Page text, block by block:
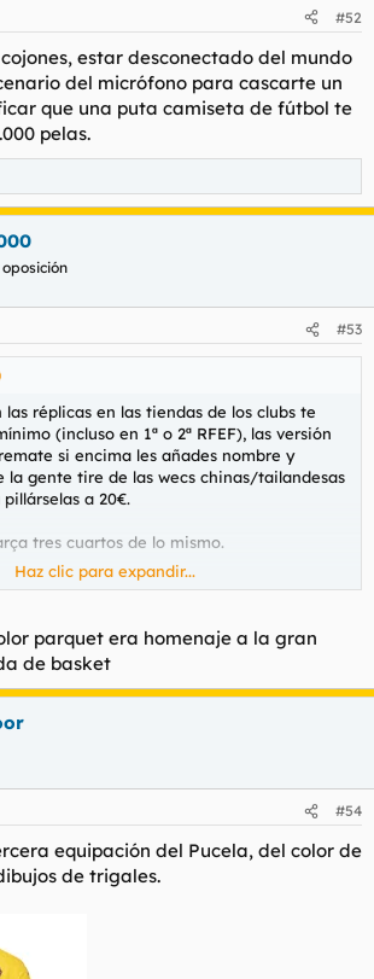
#52
estar desconectado del mundo
del micrófono para cascarte un
que una puta camiseta de fútbol te
pelas.
#53
réplicas en las tiendas de los clubs te
(incluso en 1ª o 2ª RFEF), las versión
si encima les añades nombre y
la gente tire de las wecs chinas/tailandesas
a 20€.
tres cuartos de lo mismo.
más detallada, consulte nuestra
.
de terceros
Haz clic para expandir...
parquet era homenaje a la gran
de basket
#54
equipación del Pucela, del color de
de trigales.